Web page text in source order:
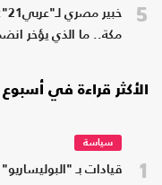
5
مكة.. ما الذي يؤخر
الأكثر قراءة في أسبوع
1
سياسة
قيادات بـ